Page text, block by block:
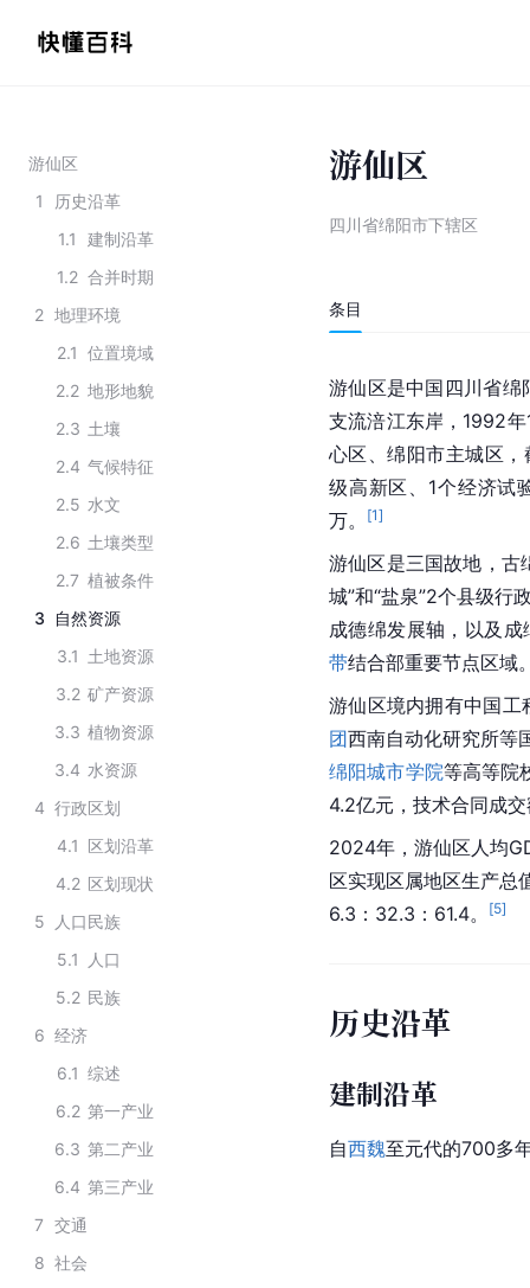
游仙区
1
历史沿革
1.1
建制沿革
1.2 合并时期
2 地理环境
2.1 位置境域
2.2 地形地貌
2.3 土壤
2.4 气候特征
2.5 水文
2.6 土壤类型
2.7 植被条件
3
自然资源
3.1 土地资源
3.2 矿产资源
3.3 植物资源
3.4 水资源
4 行政区划
4.1 区划沿革
4.2 区划现状
5
人口民族
5.1
人口
5.2 民族
6 经济
6.1 综述
6.2 第一产业
6.3 第二产业
6.4 第三产业
7 交通
8 社会
游仙区
四川省绵阳市下辖区
条目
游仙区是中国四川省绵
支流涪江东岸，1992
心区、绵阳市主城区
级高新区、1个经济试
万。
[1]
游仙区是三国故地，古
城”和“盐泉”2个县级行
成德绵发展轴，以及
带结合部重要节点区域
游仙区境内拥有中国
团西南自动化研究所等
绵阳城市学院等高等院
4.2亿元，技术合同成
2024年，游仙区人均
区实现区属地区生产总
6.3：32.3：61.4。
[5]
历史沿革
建制沿革
自西魏至元代的700多